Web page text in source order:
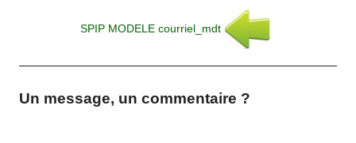
SPIP MODELE courriel_mdt
Un message, un commentaire ?